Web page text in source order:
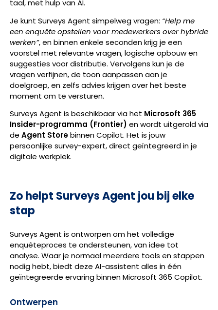
taal, met hulp van AI.
Je kunt Surveys Agent simpelweg vragen: “Help me
een enquête opstellen voor medewerkers over hybride
werken”, en binnen enkele seconden krijg je een
voorstel met relevante vragen, logische opbouw en
suggesties voor distributie. Vervolgens kun je de
vragen verfijnen, de toon aanpassen aan je
doelgroep, en zelfs advies krijgen over het beste
moment om te versturen.
Surveys Agent is beschikbaar via het Microsoft 365
Insider-programma (Frontier) en wordt uitgerold via
de Agent Storebinnen Copilot. Het is jouw
persoonlijke survey-expert, direct geïntegreerd in je
digitale werkplek.
Zo helpt Surveys Agent jou bij elke
stap
Surveys Agent is ontworpen om het volledige
enquêteproces te ondersteunen, van idee tot
analyse. Waar je normaal meerdere tools en stappen
nodig hebt, biedt deze AI-assistent alles in één
geïntegreerde ervaring binnen Microsoft 365 Copilot.
Ontwerpen